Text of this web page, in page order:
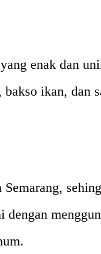
enak dan
ikan, dan
dengan